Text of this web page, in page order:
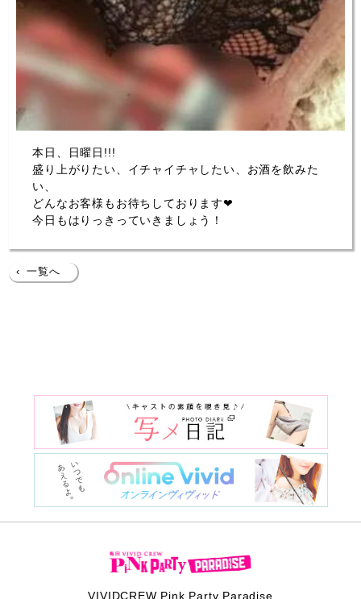
本日、日曜日!!!
盛り上がりたい、イチャイチャしたい、お酒を飲みた
い、
どんなお客様もお待ちしております❤
今日もはりっきっていきましょう！
‹ 一覧へ
VIVIDCREW Pink Party Paradise